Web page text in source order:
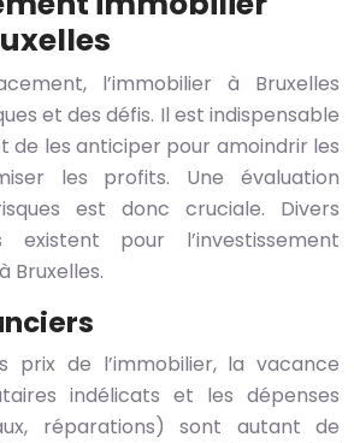
l’immobilier à Bruxelles
et des défis. Il est indispensable
de les anticiper pour amoindrir les
les profits. Une évaluation
est donc cruciale. Divers
pour l’investissement
Bruxelles.
prix de l’immobilier, la vacance
indélicats et les dépenses
réparations) sont autant de